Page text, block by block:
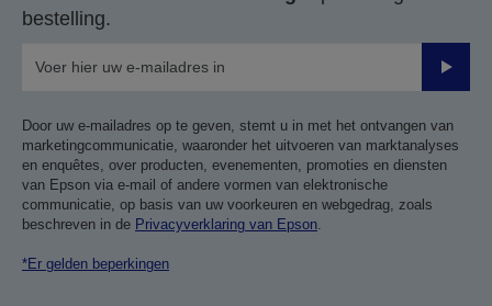
bestelling.
Door uw e-mailadres op te geven, stemt u in met het ontvangen van
marketingcommunicatie, waaronder het uitvoeren van marktanalyses
en enquêtes, over producten, evenementen, promoties en diensten
van Epson via e-mail of andere vormen van elektronische
communicatie, op basis van uw voorkeuren en webgedrag, zoals
beschreven in de Privacyverklaring van Epson
*Er gelden beperkingen